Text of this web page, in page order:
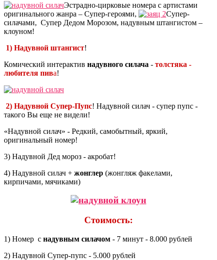
Эстрадно-цирковые номера с артистами
оригинального жанра – Супер-героями,
Супер-
силачами, Супер Дедом Морозом, надувным штангистом –
клоуном!
1) Надувной штангист!
Комический интерактив надувного силача - толстяка -
любителя пива!
2) Надувной Супер-Пупс! Надувной силач - супер пупс -
такого Вы еще не видели!
«Надувной силач» - Редкий, самобытный, яркий,
оригинальный номер!
3) Надувной Дед мороз - акробат!
4) Надувной силач + жонглер (жонгляж факелами,
кирпичами, мячиками)
Стоимость:
1) Номер с надувным силачом - 7 минут - 8.000 рублей
2) Надувной Супер-пупс - 5.000 рублей